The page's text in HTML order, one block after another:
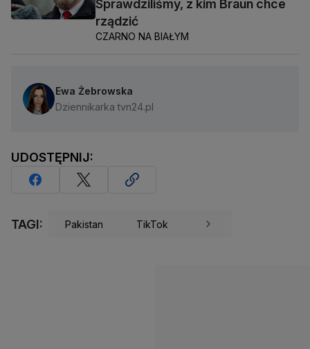
Sprawdziliśmy, z kim Braun chce
rządzić
CZARNO NA BIAŁYM
Ewa Żebrowska
Dziennikarka tvn24.pl
UDOSTĘPNIJ:
TAGI: Pakistan TikTok